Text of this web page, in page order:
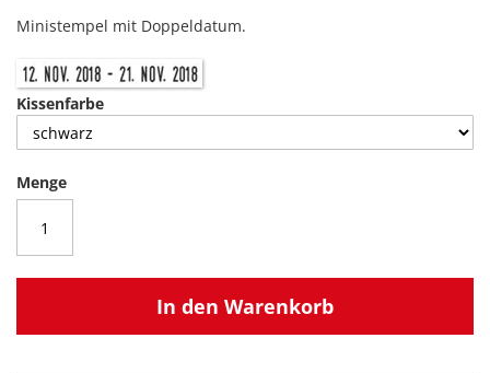
Ministempel mit Doppeldatum.
Kissenfarbe
Menge
In den Warenkorb